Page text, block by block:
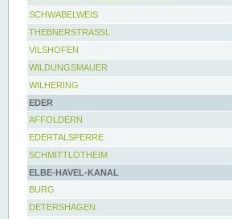
SCHWABELWEIS
THEBNERSTRASSL
VILSHOFEN
WILDUNGSMAUER
WILHERING
EDER
AFFOLDERN
EDERTALSPERRE
SCHMITTLOTHEIM
ELBE-HAVEL-KANAL
BURG
DETERSHAGEN